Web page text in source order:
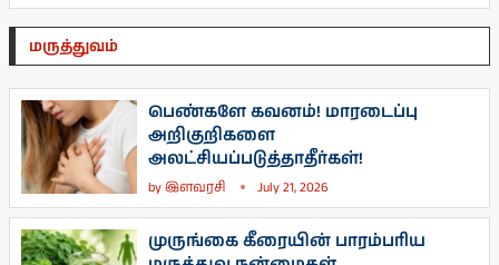
மருத்துவம்
பெண்களே கவனம்! மாரடைப்பு
அறிகுறிகளை
அலட்சியப்படுத்தாதீர்கள்!
byஇளவரசி July 21, 2026
முருங்கை கீரையின் பாரம்பரிய